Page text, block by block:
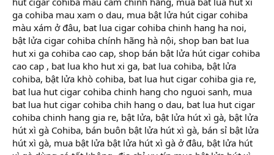
ga cohiba mau xam o dau, mua bật lửa hút cigar cohiba
màu xám ở đâu, bat lua cigar cohiba chinh hang ha noi,
bật lửa cigar cohiba chính hãng hà nội, shop ban bat lua
hut xi ga cohiba cao cap, shop bán bật lửa hút cigar cohiba
cao cap , bat lua kho hut xi ga, bat lua cohiba, bật lửa
cohiba, bật lửa khò cohiba, bat lua hut cigar cohiba gia re,
bat lua hut cigar cohiba chinh hang cho nguoi sanh, mua
bat lua hut cigar cohiba chih hang o dau, bat lua hut cigar
cohiba chinh hang gia re, bật lửa, bật lửa hút xì gà, bật lửa
hút xì gà Cohiba, bán buôn bật lửa hút xì gà, bán sỉ bật lửa
hút xì gà, mua bật lửa bật lửa hút xì gà ở đâu, bật lửa hút